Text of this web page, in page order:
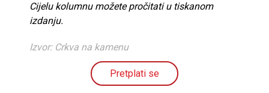
Cijelu kolumnu možete pročitati u tiskanom
izdanju.
Izvor: Crkva na kamenu
Pretplati se